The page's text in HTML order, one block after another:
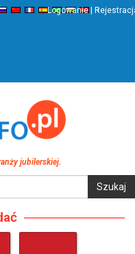
›
Logowanie |
jubilerskiej.